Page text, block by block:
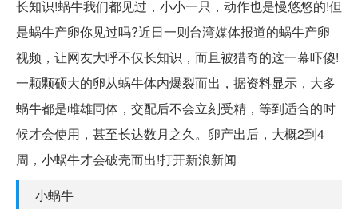
长知识!蜗牛我们都见过，小小一只，动作也是慢悠悠的!但
是蜗牛产卵你见过吗?近日一则台湾媒体报道的蜗牛产卵
视频，让网友大呼不仅长知识，而且被猎奇的这一幕吓傻!
一颗颗硕大的卵从蜗牛体内爆裂而出，据资料显示，大多
蜗牛都是雌雄同体，交配后不会立刻受精，等到适合的时
候才会使用，甚至长达数月之久。卵产出后，大概2到4
周，小蜗牛才会破壳而出!打开新浪新闻
小蜗牛